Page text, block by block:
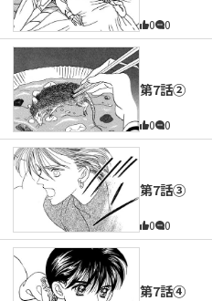
0 0
第7話②
0 0
第7話③
0 0
第7話④